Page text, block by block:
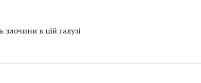
в цій галузі